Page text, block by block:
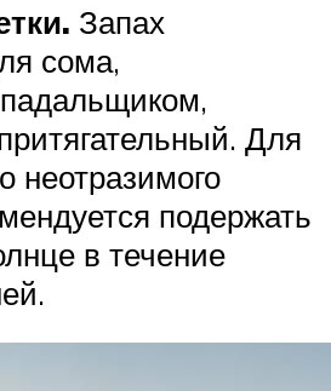
Запах
сома,
Для
неотразимого
подержать
в течение